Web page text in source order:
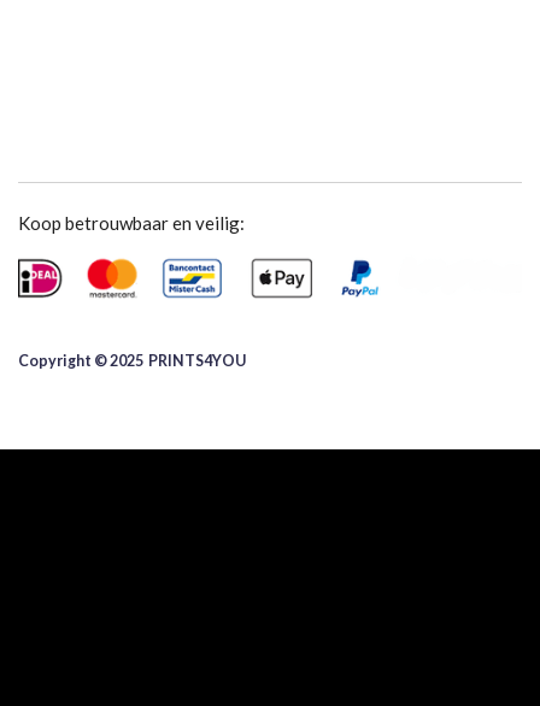
Koop betrouwbaar en veilig:
Copyright © 2025 ​PRINTS4YOU